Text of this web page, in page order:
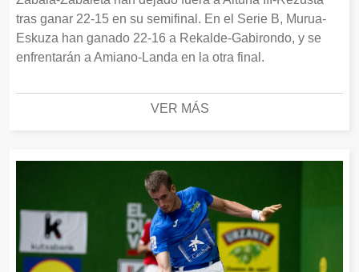
tras ganar 22-15 en su semifinal. En el Serie B, Murua-
Eskuza han ganado 22-16 a Rekalde-Gabirondo, y se
enfrentarán a Amiano-Landa en la otra final.
VER MÁS